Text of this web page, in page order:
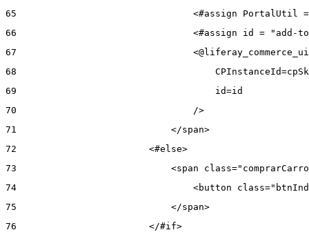
65
<#assign PortalUtil
66
<#assign id = "add-
67
68
69
                                    id=id
70
                                />
71
                            </span>
72
                        <#else>
73
<span
74
<button
75
                            </span>
76
                        </#if>